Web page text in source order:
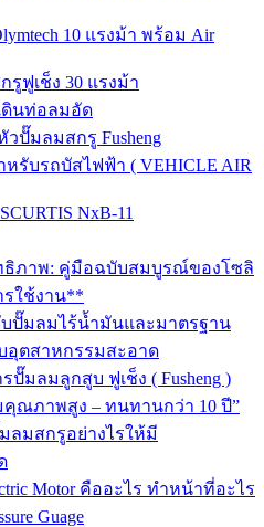
10 แรงม้า พร้อม Air
ฟูเช็ง 30 แรงม้า
ดินท่อลมอัด
ปั๊มลมสกรู Fusheng
รับรถบัสไฟฟ้า ( VEHICLE AIR
NxB-11
ธิภาพ: คู่มือฉบับสมบูรณ์ของโซลิ
รใช้งาน**
บปั๊มลมไร้น้ำมันและมาตรฐาน
อุตสาหกรรมสะอาด
ปั๊มลมลูกสูบ ฟูเช็ง ( Fusheng )
ณภาพสูง – ทนทานกว่า 10 ปี”
ลมสกรูอย่างไรให้มี
Motor คืออะไร ทำหน้าที่อะไร
Guage